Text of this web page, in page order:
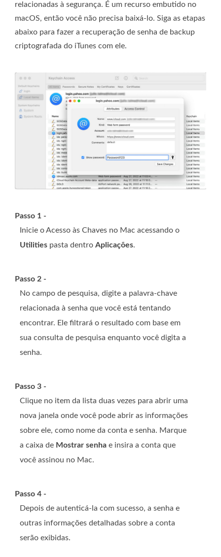
relacionadas à segurança. É um recurso embutido no
macOS, então você não precisa baixá-lo. Siga as etapas
abaixo para fazer a recuperação de senha de backup
criptografada do iTunes com ele.
Passo 1 -
Inicie o Acesso às Chaves no Mac acessando o
Utilities pasta dentro Aplicações.
Passo 2 -
No campo de pesquisa, digite a palavra-chave
relacionada à senha que você está tentando
encontrar. Ele filtrará o resultado com base em
sua consulta de pesquisa enquanto você digita a
senha.
Passo 3 -
Clique no item da lista duas vezes para abrir uma
nova janela onde você pode abrir as informações
sobre ele, como nome da conta e senha. Marque
a caixa de Mostrar senha e insira a conta que
você assinou no Mac.
Passo 4 -
Depois de autenticá-la com sucesso, a senha e
outras informações detalhadas sobre a conta
serão exibidas.